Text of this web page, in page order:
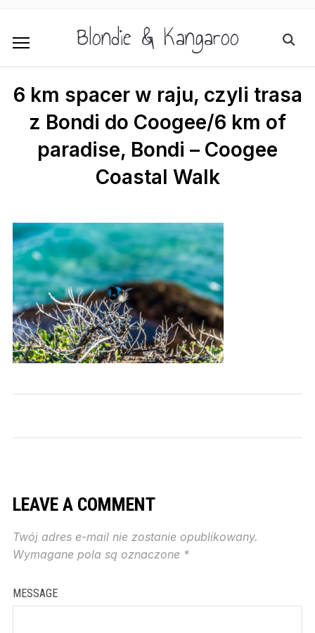
Blondie & Kangaroo
6 km spacer w raju, czyli trasa
z Bondi do Coogee/6 km of
paradise, Bondi – Coogee
Coastal Walk
LEAVE A COMMENT
Twój adres e-mail nie zostanie opublikowany.
Wymagane pola są oznaczone *
MESSAGE